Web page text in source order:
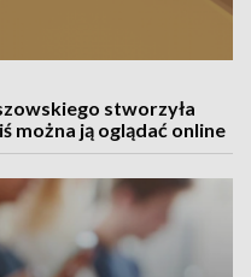
stworzyła
można ją oglądać online